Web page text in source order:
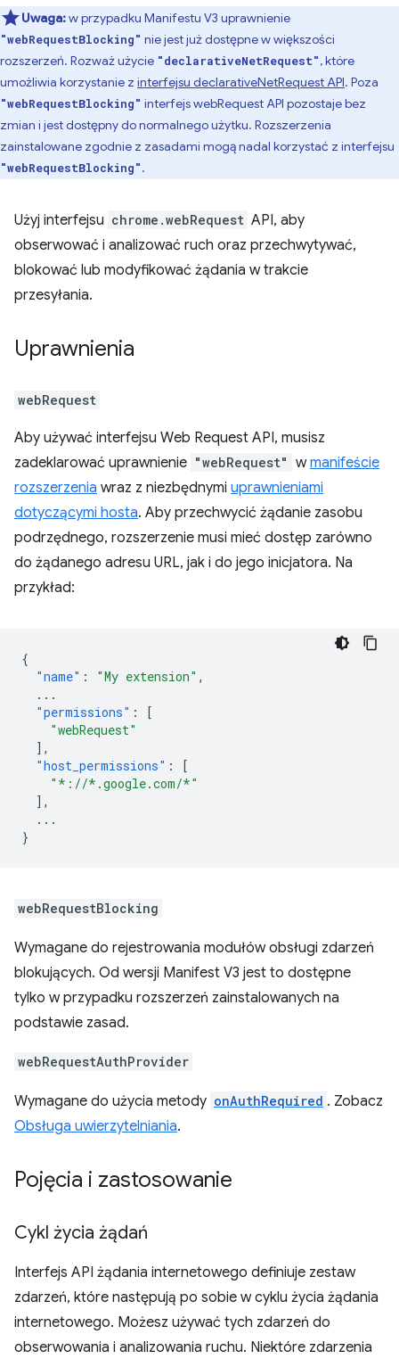
Uwaga:w przypadku Manifestu V3 uprawnienie
"webRequestBlocking" nie jest już dostępne w większości
rozszerzeń. Rozważ użycie "declarativeNetRequest", które
umożliwia korzystanie z interfejsu declarativeNetRequest API. Poza
"webRequestBlocking" interfejs webRequest API pozostaje bez
zmian i jest dostępny do normalnego użytku. Rozszerzenia
zainstalowane zgodnie z zasadami mogą nadal korzystać z interfejsu
"webRequestBlocking".
Użyj interfejsu chrome.webRequest API, aby
obserwować i analizować ruch oraz przechwytywać,
blokować lub modyfikować żądania w trakcie
przesyłania.
Uprawnienia
webRequest
Aby używać interfejsu Web Request API, musisz
zadeklarować uprawnienie "webRequest" wmanifeście
rozszerzenia wraz z niezbędnymi uprawnieniami
dotyczącymi hosta. Aby przechwycić żądanie zasobu
podrzędnego, rozszerzenie musi mieć dostęp zarówno
do żądanego adresu URL, jak i do jego inicjatora. Na
przykład:
{
"name" : "My extension" ,
...
"permissions" :
[
"webRequest"
],
"host_permissions" :
[
"*://*.google.com/*"
],
...
}
webRequestBlocking
Wymagane do rejestrowania modułów obsługi zdarzeń
blokujących. Od wersji Manifest V3 jest to dostępne
tylko w przypadku rozszerzeń zainstalowanych na
podstawie zasad.
webRequestAuthProvider
Wymagane do użycia metody onAuthRequired . Zobacz
Obsługa uwierzytelniania.
Pojęcia i zastosowanie
Cykl życia żądań
Interfejs API żądania internetowego definiuje zestaw
zdarzeń, które następują po sobie w cyklu życia żądania
internetowego. Możesz używać tych zdarzeń do
obserwowania i analizowania ruchu. Niektóre zdarzenia